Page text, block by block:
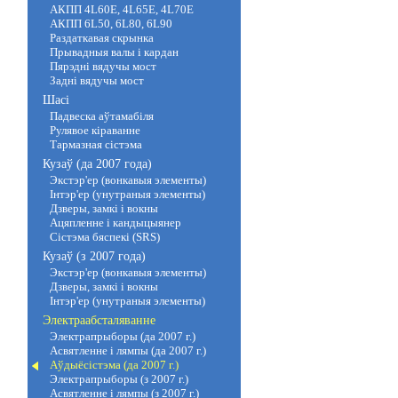
АКПП 4L60E, 4L65E, 4L70E
АКПП 6L50, 6L80, 6L90
Раздаткавая скрынка
Прывадныя валы і кардан
Пярэдні вядучы мост
Задні вядучы мост
Шасі
Падвеска аўтамабіля
Рулявое кіраванне
Тармазная сістэма
Кузаў (да 2007 года)
Экстэр'ер (вонкавыя элементы)
Інтэр'ер (унутраныя элементы)
Дзверы, замкі і вокны
Ацяпленне і кандыцыянер
Сістэма бяспекі (SRS)
Кузаў (з 2007 года)
Экстэр'ер (вонкавыя элементы)
Дзверы, замкі і вокны
Інтэр'ер (унутраныя элементы)
Электраабсталяванне
Электрапрыборы (да 2007 г.)
Асвятленне і лямпы (да 2007 г.)
Аўдыёсістэма (да 2007 г.)
Электрапрыборы (з 2007 г.)
Асвятленне і лямпы (з 2007 г.)